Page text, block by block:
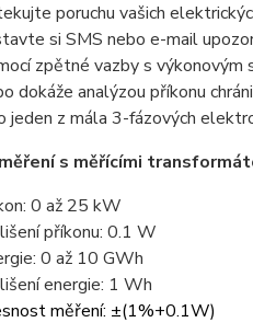
poruchu vašich
si SMS nebo e-mail
zpětné vazby s výkonovým
dokáže analýzou příkonu
jeden z mála 3-fázových
s měřícími
0 až 25 kW
příkonu: 0.1 W
0 až 10 GWh
energie: 1 Wh
měření: ±(1%+0.1W)